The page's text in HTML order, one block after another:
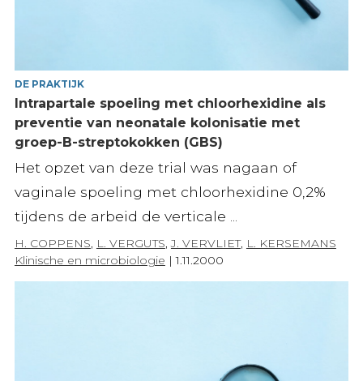
DE PRAKTIJK
Intrapartale spoeling met chloorhexidine als
preventie van neonatale kolonisatie met
groep-B-streptokokken (GBS)
Het opzet van deze trial was nagaan of
vaginale spoeling met chloorhexidine 0,2%
tijdens de arbeid de verticale ...
H. COPPENS, L. VERGUTS,J. VERVLIET, L. KERSEMANS
Klinische en microbiologie |1.11.2000